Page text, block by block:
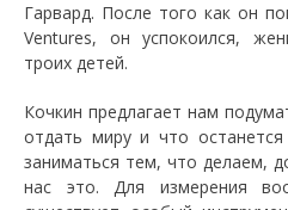
Гарвард. После того как он
Ventures, он успокоился,
троих детей.
Кочкин предлагает нам
отдать миру и что
заниматься тем, что делаем,
нас это. Для измерения